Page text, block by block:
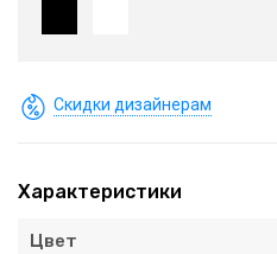
Скидки дизайнерам
Характеристики
Цвет